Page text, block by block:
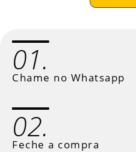
01.
Chame no Whatsapp
02.
Feche a compra